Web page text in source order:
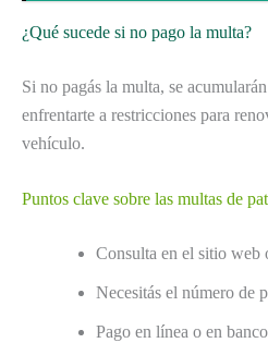
¿Qué sucede si no pago la multa?
Si no pagás la multa, se
enfrentarte a restricciones para
vehículo.
Puntos clave sobre las multas de
Consulta en el sitio
Necesitás el número de
Pago en línea o en